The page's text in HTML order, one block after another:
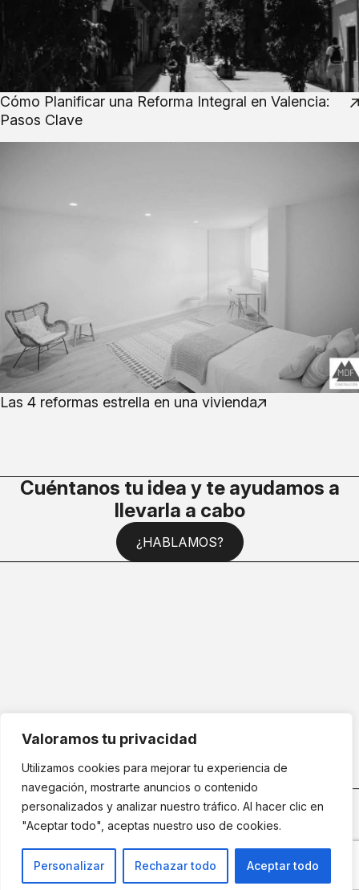
Valoramos tu privacidad
Utilizamos cookies para mejorar tu experiencia de
navegación, mostrarte anuncios o contenido
personalizados y analizar nuestro tráfico. Al hacer clic en
"Aceptar todo", aceptas nuestro uso de cookies.
Personalizar Rechazar todo Aceptar todo
Cómo Planificar una Reforma Integral en Valencia:
Pasos Clave
Las 4 reformas estrella en una vivienda
Cuéntanos tu idea y te ayudamos a
llevarla a cabo
¿HABLAMOS?
Aviso Legal
Política de Privacidad
MDF CONSTRUCCIÓN© Copyright 2026 | Todos los derechos
reservados Diseño:Uve Francés Studio